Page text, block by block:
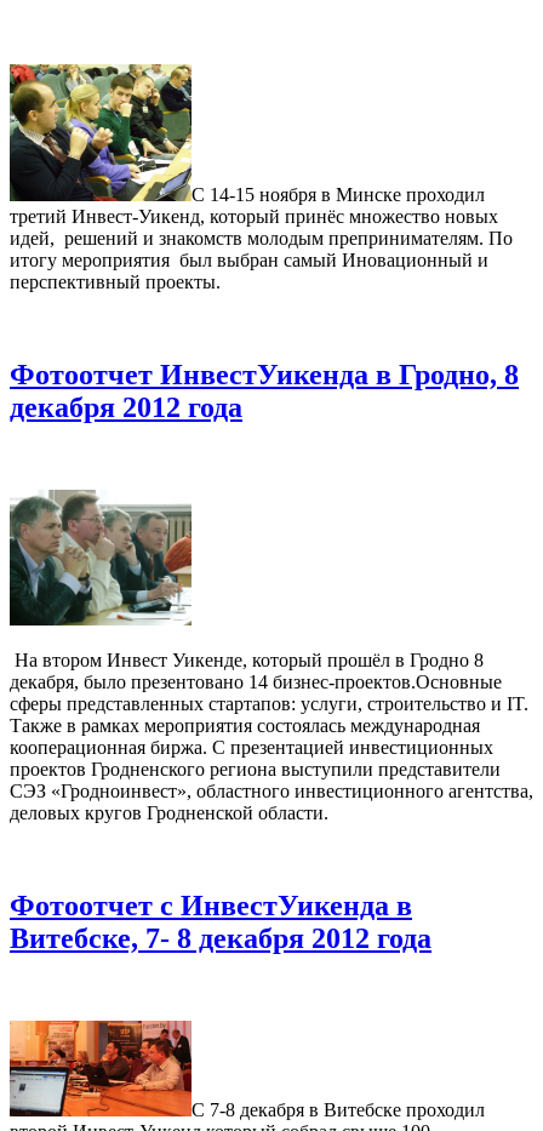
С 14-15 ноября в Минске проходил
третий Инвест-Уикенд, который принёс множество новых
идей, решений и знакомств молодым препринимателям. По
итогу мероприятия был выбран самый Иновационный и
перспективный проекты.
Фотоотчет ИнвестУикенда в Гродно, 8
декабря 2012 года
На втором Инвест Уикенде, который прошёл в Гродно 8
декабря, было презентовано 14 бизнес-проектов.Основные
сферы представленных стартапов: услуги, строительство и IT.
Также в рамках мероприятия состоялась международная
кооперационная биржа. С презентацией инвестиционных
проектов Гродненского региона выступили представители
СЭЗ «Гродноинвест», областного инвестиционного агентства,
деловых кругов Гродненской области.
Фотоотчет с ИнвестУикенда в
Витебске, 7- 8 декабря 2012 года
С 7-8 декабря в Витебске проходил